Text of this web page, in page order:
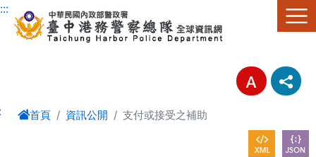
進入內容區塊
:::
首頁 資訊公開 支付或接受之補助